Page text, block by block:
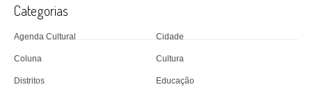
Categorias
Agenda Cultural Cidade
Coluna Cultura
Distritos Educação